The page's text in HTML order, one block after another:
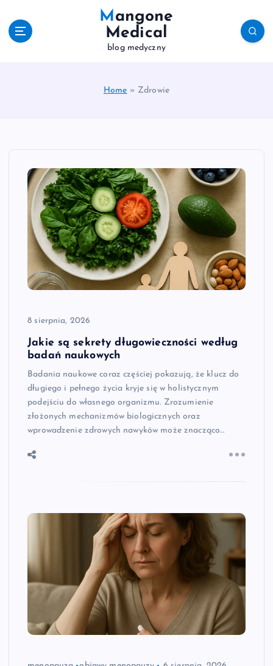
Mangone
Medical
blog medyczny
Home » Zdrowie
8 sierpnia, 2026
Jakie są sekrety długowieczności według
badań naukowych
Badania naukowe coraz częściej pokazują, że klucz do
długiego i pełnego życia kryje się w holistycznym
podejściu do własnego organizmu. Zrozumienie
złożonych mechanizmów biologicznych oraz
wprowadzenie zdrowych nawyków może znacząco…